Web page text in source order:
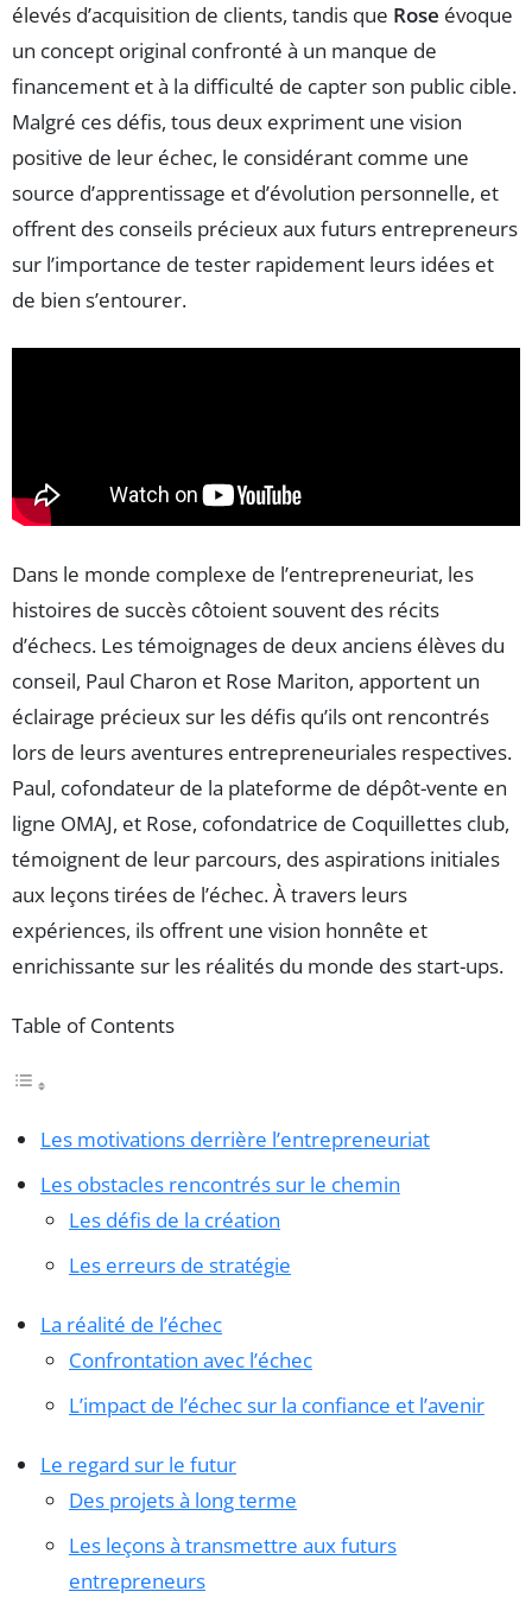
élevés d’acquisition de clients, tandis que Rose évoque
un concept original confronté à un manque de
financement et à la difficulté de capter son public cible.
Malgré ces défis, tous deux expriment une vision
positive de leur échec, le considérant comme une
source d’apprentissage et d’évolution personnelle, et
offrent des conseils précieux aux futurs entrepreneurs
sur l’importance de tester rapidement leurs idées et
de bien s’entourer.
Dans le monde complexe de l’entrepreneuriat, les
histoires de succès côtoient souvent des récits
d’échecs. Les témoignages de deux anciens élèves du
conseil, Paul Charon et Rose Mariton, apportent un
éclairage précieux sur les défis qu’ils ont rencontrés
lors de leurs aventures entrepreneuriales respectives.
Paul, cofondateur de la plateforme de dépôt-vente en
ligne OMAJ, et Rose, cofondatrice de Coquillettes club,
témoignent de leur parcours, des aspirations initiales
aux leçons tirées de l’échec. À travers leurs
expériences, ils offrent une vision honnête et
enrichissante sur les réalités du monde des start-ups.
Table of Contents
Les motivations derrière l’entrepreneuriat
Les obstacles rencontrés sur le chemin
Les défis de la création
Les erreurs de stratégie
La réalité de l’échec
Confrontation avec l’échec
L’impact de l’échec sur la confiance et l’avenir
Le regard sur le futur
Des projets à long terme
Les leçons à transmettre aux futurs
entrepreneurs